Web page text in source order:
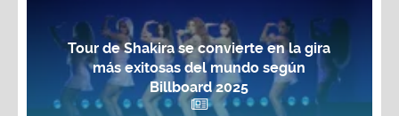
Tour de Shakira se convierte en la gira
más exitosas del mundo según
Billboard 2025